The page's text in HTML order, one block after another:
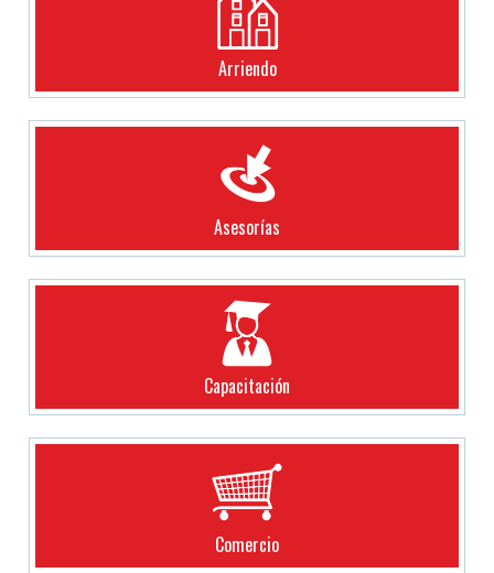
Arriendo
Asesorías
Capacitación
Comercio